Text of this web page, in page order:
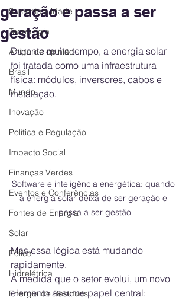
Sustentabilidade
Tecnologia
Artigo de opinião
Brasil
Mundo
Inovação
Política e Regulação
Impacto Social
Finanças Verdes
Eventos e Conferências
Fontes de Energia
Solar
Eólica
Hidrelétrica
Energia de Resíduos
geração e passa a ser
gestão
Durante muito tempo, a energia solar
foi tratada como uma infraestrutura
física: módulos, inversores, cabos e
instalação.
Software e inteligência energética: quando
a energia solar deixa de ser geração e
passa a ser gestão
Mas essa lógica está mudando
rapidamente.
À medida que o setor evolui, um novo
elemento assume papel central: